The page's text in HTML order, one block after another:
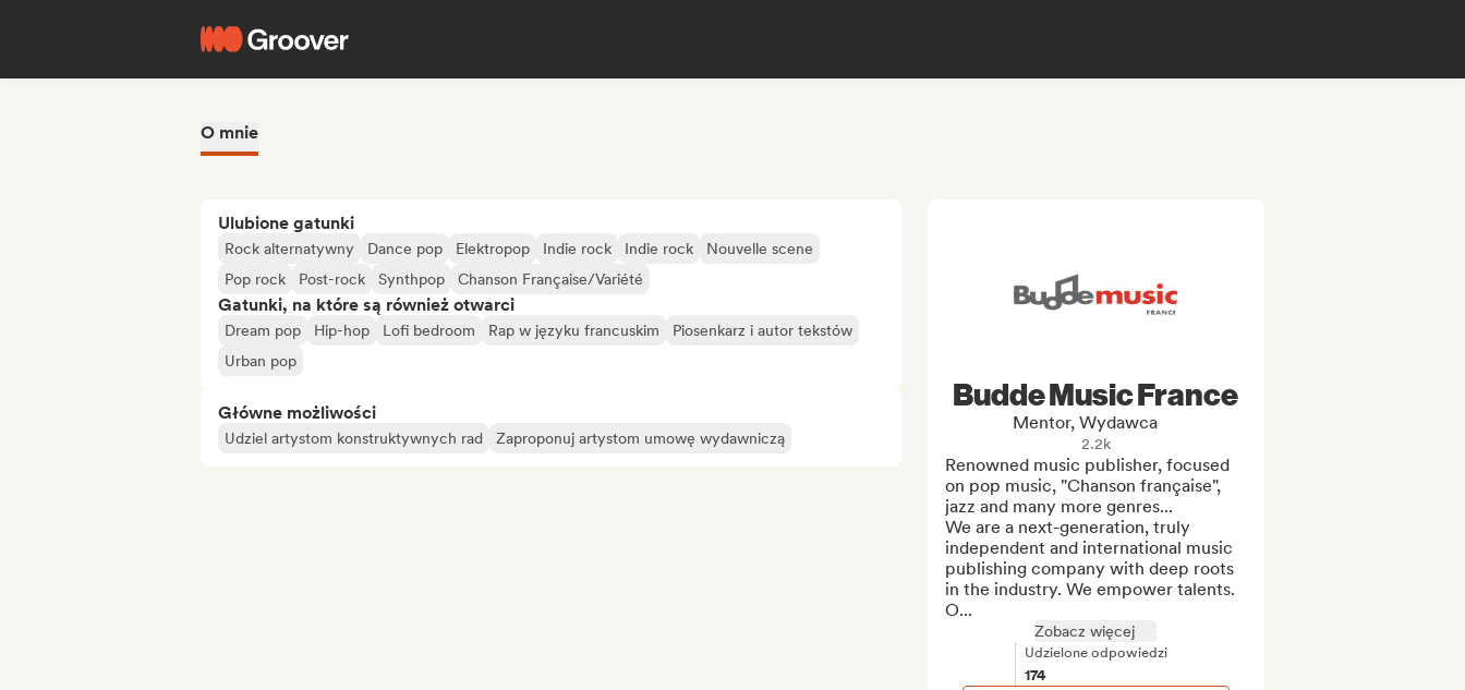
O mnie
Ulubione gatunki
Rock alternatywny Dance pop Elektropop Indie rock Indie rock
Nouvelle scene
Pop rock
Post-rock Synthpop Chanson Française/Variété
Gatunki, na które są również otwarci
Dream pop Hip-hop Lofi bedroom Rap w języku francuskim
Piosenkarz i autor tekstów
Urban pop
Główne możliwości
Udziel artystom konstruktywnych rad Zaproponuj artystom umowę wydawniczą
Budde Music France
Mentor, Wydawca
2.2k
Renowned music publisher, focused
on pop music, "Chanson française",
jazz and many more genres...
We are a next-generation, truly
independent and international music
publishing company with deep roots
in the industry. We empower talents.
O...
Zobacz więcej
Udzielone odpowiedzi
174